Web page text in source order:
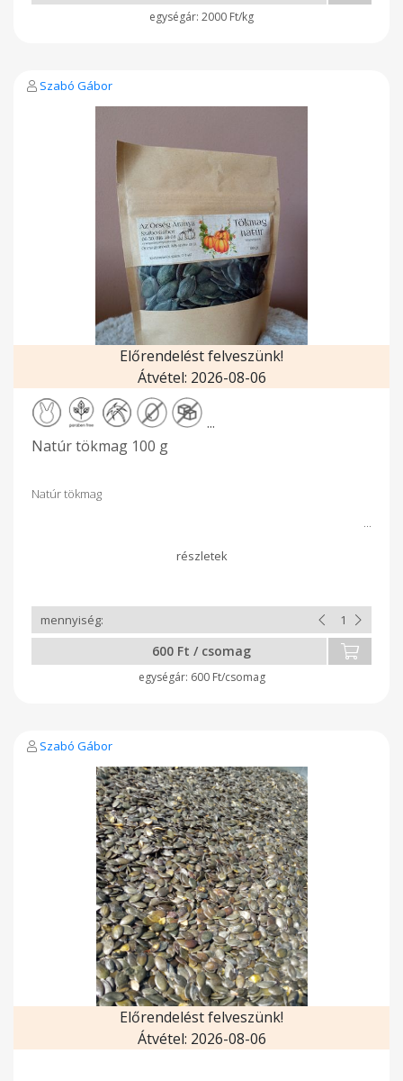
2000 Ft/kg
Szabó Gábor
Előrendelést felveszünk!
Átvétel: 2026-08-06
...
Natúr tökmag 100 g
Natúr tökmag
600 Ft / csomag
600 Ft/csomag
Szabó Gábor
Előrendelést felveszünk!
Átvétel: 2026-08-06